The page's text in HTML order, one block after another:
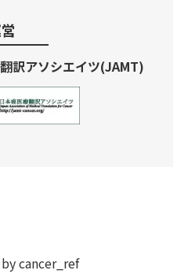
訳アソシエイツ(JAMT)
cancer_ref